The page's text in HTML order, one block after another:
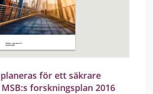
för ett säkrare
forskningsplan 2016